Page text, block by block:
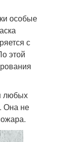
особые
с
этой
любых
Она не